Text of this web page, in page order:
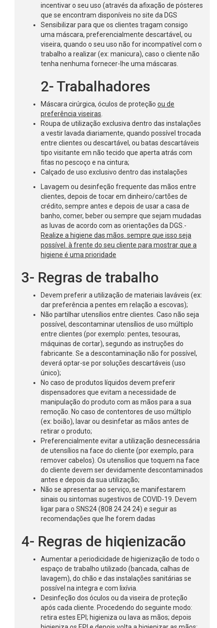
incentivar o seu uso (através da afixação de pósteres
que se encontram disponíveis no site da DGS
Sensibilizar para que os clientes tragam consigo
uma máscara, preferencialmente descartável, ou
viseira, quando o seu uso não for incompatível com o
trabalho a realizar (ex: manicura), caso o cliente não
tenha nenhuma fornecer-lhe uma máscaras.
2- Trabalhadores
Máscara cirúrgica, óculos de proteção ou de
preferência viseiras
Roupa de utilização exclusiva dentro das instalações
a vestir lavada diariamente, quando possível trocada
entre clientes ou descartável, ou batas descartáveis
tipo visitante em não tecido que aperta atrás com
fitas no pescoço e na cintura;
Calçado de uso exclusivo dentro das instalações
Lavagem ou desinfeção frequente das mãos entre
clientes, depois de tocar em dinheiro/cartões de
crédito, sempre antes e depois de usar a casa de
banho, comer, beber ou sempre que sejam mudadas
as luvas de acordo com as orientações da DGS.-
Realize a higiene das mãos. sempre que isso seja
possível. à frente do seu cliente para mostrar que a
higiene é uma prioridade
3- Regras de trabalho
Devem preferir a utilização de materiais laváveis (ex:
dar preferência a pentes em relação a escovas);
Não partilhar utensílios entre clientes. Caso não seja
possível, descontaminar utensílios de uso múltiplo
entre clientes (por exemplo: pentes, tesouras,
máquinas de cortar), segundo as instruções do
fabricante. Se a descontaminação não for possível,
deverá optar-se por soluções descartáveis (uso
único);
No caso de produtos líquidos devem preferir
dispensadores que evitam a necessidade de
manipulação do produto com as mãos para a sua
remoção. No caso de contentores de uso múltiplo
(ex: boião), lavar ou desinfetar as mãos antes de
retirar o produto;
Preferencialmente evitar a utilização desnecessária
de utensílios na face do cliente (por exemplo, para
remover cabelos). Os utensílios que toquem na face
do cliente devem ser devidamente descontaminados
antes e depois da sua utilização;
Não se apresentar ao serviço, se manifestarem
sinais ou sintomas sugestivos de COVID-19. Devem
ligar para o SNS24 (808 24 24 24) e seguir as
recomendações que lhe forem dadas
4- Regras de hiqienizacão
Aumentar a periodicidade de higienização de todo o
espaço de trabalho utilizado (bancada, calhas de
lavagem), do chão e das instalações sanitárias se
possível na integra e com lixívia.
Desinfeção dos óculos ou da viseira de proteção
após cada cliente. Procedendo do seguinte modo:
retira estes EPI; higieniza ou lava as mãos; depois